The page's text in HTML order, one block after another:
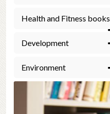
Health and Fitness books
Development
Environment